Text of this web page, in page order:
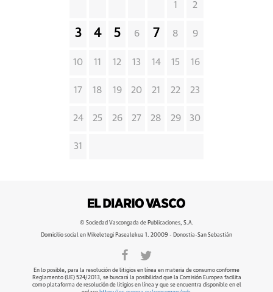
1 2
3 4 5 6 7 8 9
10 11 12 13 14 15 16
17 18 19 20 21 22 23
24 25 26 27 28 29 30
31
© Sociedad Vascongada de Publicaciones, S.A.
Domicilio social en Mikeletegi Pasealekua 1. 20009 - Donostia-San Sebastián
En lo posible, para la resolución de litigios en línea en materia de consumo conforme
Reglamento (UE) 524/2013, se buscará la posibilidad que la Comisión Europea facilita
como plataforma de resolución de litigios en línea y que se encuentra disponible en el